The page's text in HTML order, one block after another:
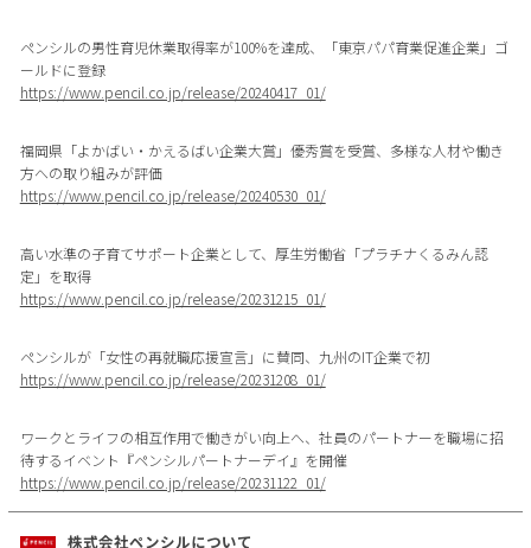
ペンシルの男性育児休業取得率が100%を達成、「東京パパ育業促進企業」ゴ
ールドに登録
https://www.pencil.co.jp/release/20240417_01/
福岡県「よかばい・かえるばい企業大賞」優秀賞を受賞、多様な人材や働き
方への取り組みが評価
https://www.pencil.co.jp/release/20240530_01/
高い水準の子育てサポート企業として、厚生労働省「プラチナくるみん認
定」を取得
https://www.pencil.co.jp/release/20231215_01/
ペンシルが「女性の再就職応援宣言」に賛同、九州のIT企業で初
https://www.pencil.co.jp/release/20231208_01/
ワークとライフの相互作用で働きがい向上へ、社員のパートナーを職場に招
待するイベント『ペンシルパートナーデイ』を開催
https://www.pencil.co.jp/release/20231122_01/
株式会社ペンシルについて